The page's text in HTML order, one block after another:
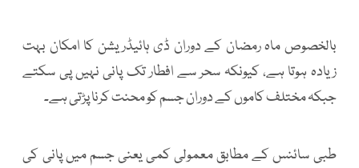
بالخصوص ماہ رمضان کے دوران ڈی ہائیڈریشن کا امکان بہت
زیادہ ہوتا ہے، کیونکہ سحر سے افطار تک پانی نہیں پی سکتے
جبکہ مختلف کاموں کے دوران جسم کو محنت کرنا پڑتی ہے۔
طبی سائنس کے مطابق معمولی کمی یعنی جسم میں پانی کی